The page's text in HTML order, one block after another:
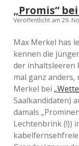
„Promis“
Veröffentlicht am 29.
Max Merkel has
kennen die
der inhaltsleeren
mal ganz anders,
Merkel bei
Saalkandidaten)
damals
Lechtenbrink (!))